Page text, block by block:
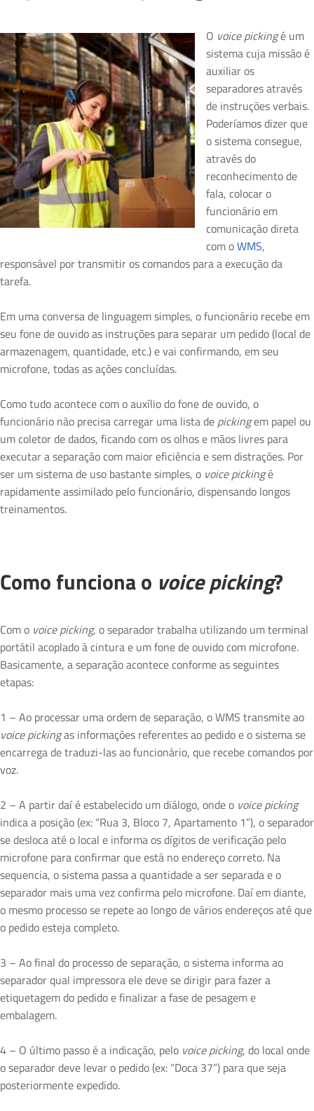
O voice pickingé um
sistema cuja missão é
auxiliar os
separadores através
de instruções verbais.
Poderíamos dizer que
o sistema consegue,
através do
reconhecimento de
fala, colocar o
funcionário em
comunicação direta
com oWMS,
responsável por transmitir os comandos para a execução da
tarefa.
Em uma conversa de linguagem simples, o funcionário recebe em
seu fone de ouvido as instruções para separar um pedido (local de
armazenagem, quantidade, etc.) e vai confirmando, em seu
microfone, todas as ações concluídas.
Como tudo acontece com o auxílio do fone de ouvido, o
funcionário não precisa carregar uma lista de pickingem papel ou
um coletor de dados, ficando com os olhos e mãos livres para
executar a separação com maior eficiência e sem distrações. Por
ser um sistema de uso bastante simples, o voice pickingé
rapidamente assimilado pelo funcionário, dispensando longos
treinamentos.
Como funciona o voice picking?
Com o voice picking, o separador trabalha utilizando um terminal
portátil acoplado à cintura e um fone de ouvido com microfone.
Basicamente, a separação acontece conforme as seguintes
etapas:
1 – Ao processar uma ordem de separação, o WMS transmite ao
voice pickingas informações referentes ao pedido e o sistema se
encarrega de traduzi-las ao funcionário, que recebe comandos por
voz.
2 – A partir daí é estabelecido um diálogo, onde o voice picking
indica a posição (ex: “Rua 3, Bloco 7, Apartamento 1”), o separador
se desloca até o local e informa os dígitos de verificação pelo
microfone para confirmar que está no endereço correto. Na
sequencia, o sistema passa a quantidade a ser separada e o
separador mais uma vez confirma pelo microfone. Daí em diante,
o mesmo processo se repete ao longo de vários endereços até que
o pedido esteja completo.
3 – Ao final do processo de separação, o sistema informa ao
separador qual impressora ele deve se dirigir para fazer a
etiquetagem do pedido e finalizar a fase de pesagem e
embalagem.
4 – O último passo é a indicação, pelo voice picking, do local onde
o separador deve levar o pedido (ex: “Doca 37”) para que seja
posteriormente expedido.